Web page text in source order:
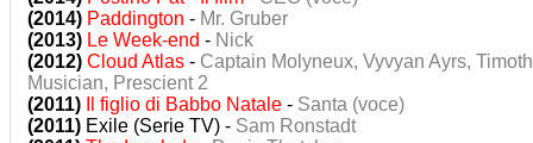
(2014) Paddington - Mr. Gruber
(2013) Le Week-end - Nick
(2012) Cloud Atlas - Captain Molyneux, Vyvyan Ayrs,
Musician, Prescient 2
(2011)
Il figlio di Babbo Natale - Santa (voce)
(2011) Exile (Serie TV) - Sam Ronstadt